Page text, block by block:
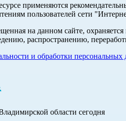
применяются
пользователей сети
на данном сайте,
распространению,
и обработки персональных
области сегодня